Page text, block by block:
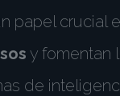
papel crucial
y fomentan
de